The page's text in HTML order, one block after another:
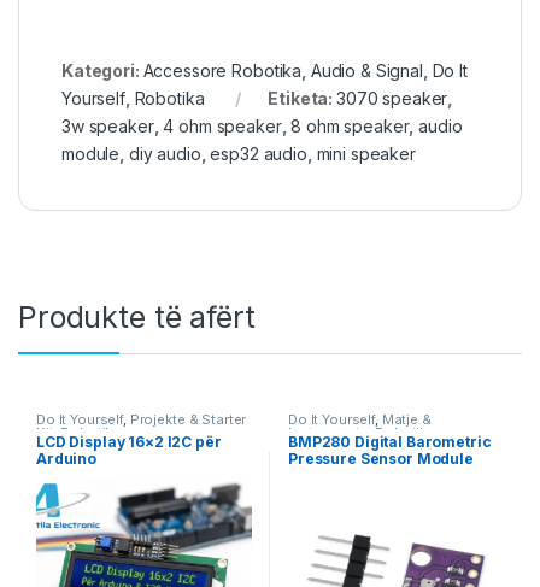
Kategori: Accessore Robotika, Audio & Signal, Do It
Yourself, Robotika Etiketa: 3070 speaker,
3w speaker,4 ohm speaker,8 ohm speaker,audio
module, diy audio,esp32 audio, mini speaker
Produkte të afërt
Do It Yourself, Projekte & Starter
Kit,Robotika
LCD Display 16×2 I2C për
Arduino
Do It Yourself, Matje &
Instrumente, Robotika
BMP280 Digital Barometric
Pressure Sensor Module